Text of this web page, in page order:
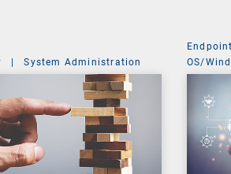
System Administration
OS/